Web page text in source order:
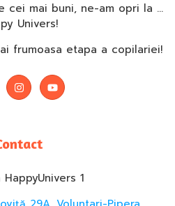
cei mai buni, ne-am opri la …
Univers!
frumoasa etapa a copilariei!
1